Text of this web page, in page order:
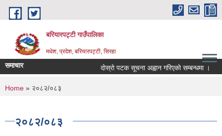
Skip to main content
बरियारपट्टी गाउँपालिका
मधेश, प्रदेश, बरियारपट्टी, सिरहा
समाचार दाेस्राे पटक सूचना अह्वान गरिएकाे सम्बन्धमा ।
You are here
Home » २०८२/०८३
२०८२/०८३